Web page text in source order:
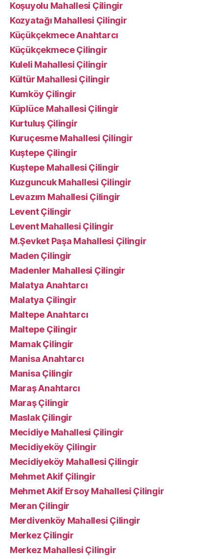
Koşuyolu Mahallesi Çilingir
Kozyatağı Mahallesi Çilingir
Küçükçekmece Anahtarcı
Küçükçekmece Çilingir
Kuleli Mahallesi Çilingir
Kültür Mahallesi Çilingir
Kumköy Çilingir
Küplüce Mahallesi Çilingir
Kurtuluş Çilingir
Kuruçesme Mahallesi Çilingir
Kuştepe Çilingir
Kuştepe Mahallesi Çilingir
Kuzguncuk Mahallesi Çilingir
Levazım Mahallesi Çilingir
Levent Çilingir
Levent Mahallesi Çilingir
M.Şevket Paşa Mahallesi Çilingir
Maden Çilingir
Madenler Mahallesi Çilingir
Malatya Anahtarcı
Malatya Çilingir
Maltepe Anahtarcı
Maltepe Çilingir
Mamak Çilingir
Manisa Anahtarcı
Manisa Çilingir
Maraş Anahtarcı
Maraş Çilingir
Maslak Çilingir
Mecidiye Mahallesi Çilingir
Mecidiyeköy Çilingir
Mecidiyeköy Mahallesi Çilingir
Mehmet Akif Çilingir
Mehmet Akif Ersoy Mahallesi Çilingir
Meran Çilingir
Merdivenköy Mahallesi Çilingir
Merkez Çilingir
Merkez Mahallesi Çilingir